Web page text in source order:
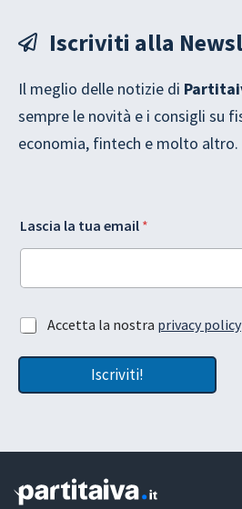
Iscriviti alla
Il meglio delle notizie di
sempre le novità e i consigli su
economia, fintech e molto altro.
D
P
l
l
a
a
y
u
l
a
Lascia la tua email *
A
c
t
n
Accetta la nostra privacy policy
Iscriviti!